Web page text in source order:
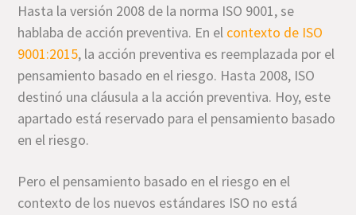
Hasta la versión 2008 de la norma ISO 9001, se
hablaba de acción preventiva. En el contexto de ISO
9001:2015, la acción preventiva es reemplazada por el
pensamiento basado en el riesgo. Hasta 2008, ISO
destinó una cláusula a la acción preventiva. Hoy, este
apartado está reservado para el pensamiento basado
en el riesgo.
Pero el pensamiento basado en el riesgo en el
contexto de los nuevos estándares ISO no está